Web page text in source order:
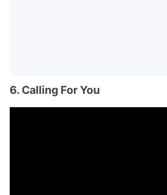
6. Calling For You